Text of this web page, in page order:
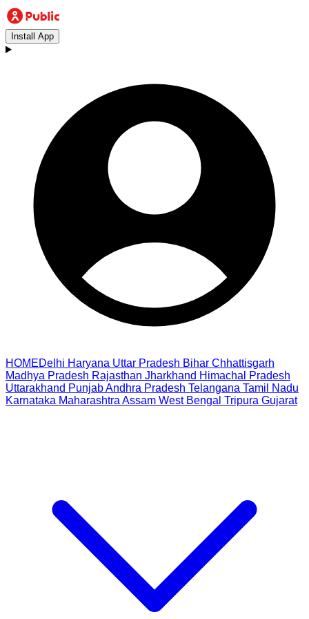
Install App
HOMEDelhi Haryana Uttar Pradesh Bihar Chhattisgarh
Madhya Pradesh Rajasthan Jharkhand Himachal Pradesh
Uttarakhand PunjabAndhra Pradesh Telangana Tamil Nadu
Karnataka Maharashtra Assam West Bengal Tripura Gujarat